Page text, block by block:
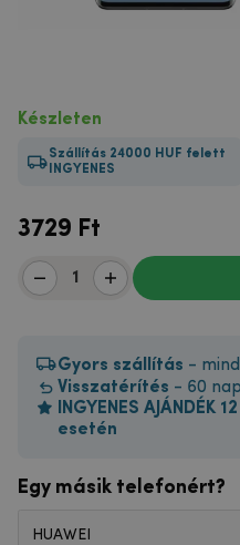
Készleten
Szállítás 24000 HUF felett
INGYENES
3729 Ft
Gyors szállítás -
Visszatérítés - 60
INGYENES
esetén
Egy másik telefonért?
HUAWEI